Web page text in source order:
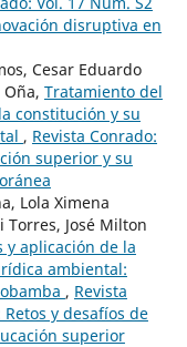
disruptiva en
Cesar Eduardo
Tratamiento del
constitución y su
, Revista Conrado:
superior y su
Lola Ximena
Torres, José Milton
y aplicación de la
ambiental:
, Revista
y desafíos de
superior